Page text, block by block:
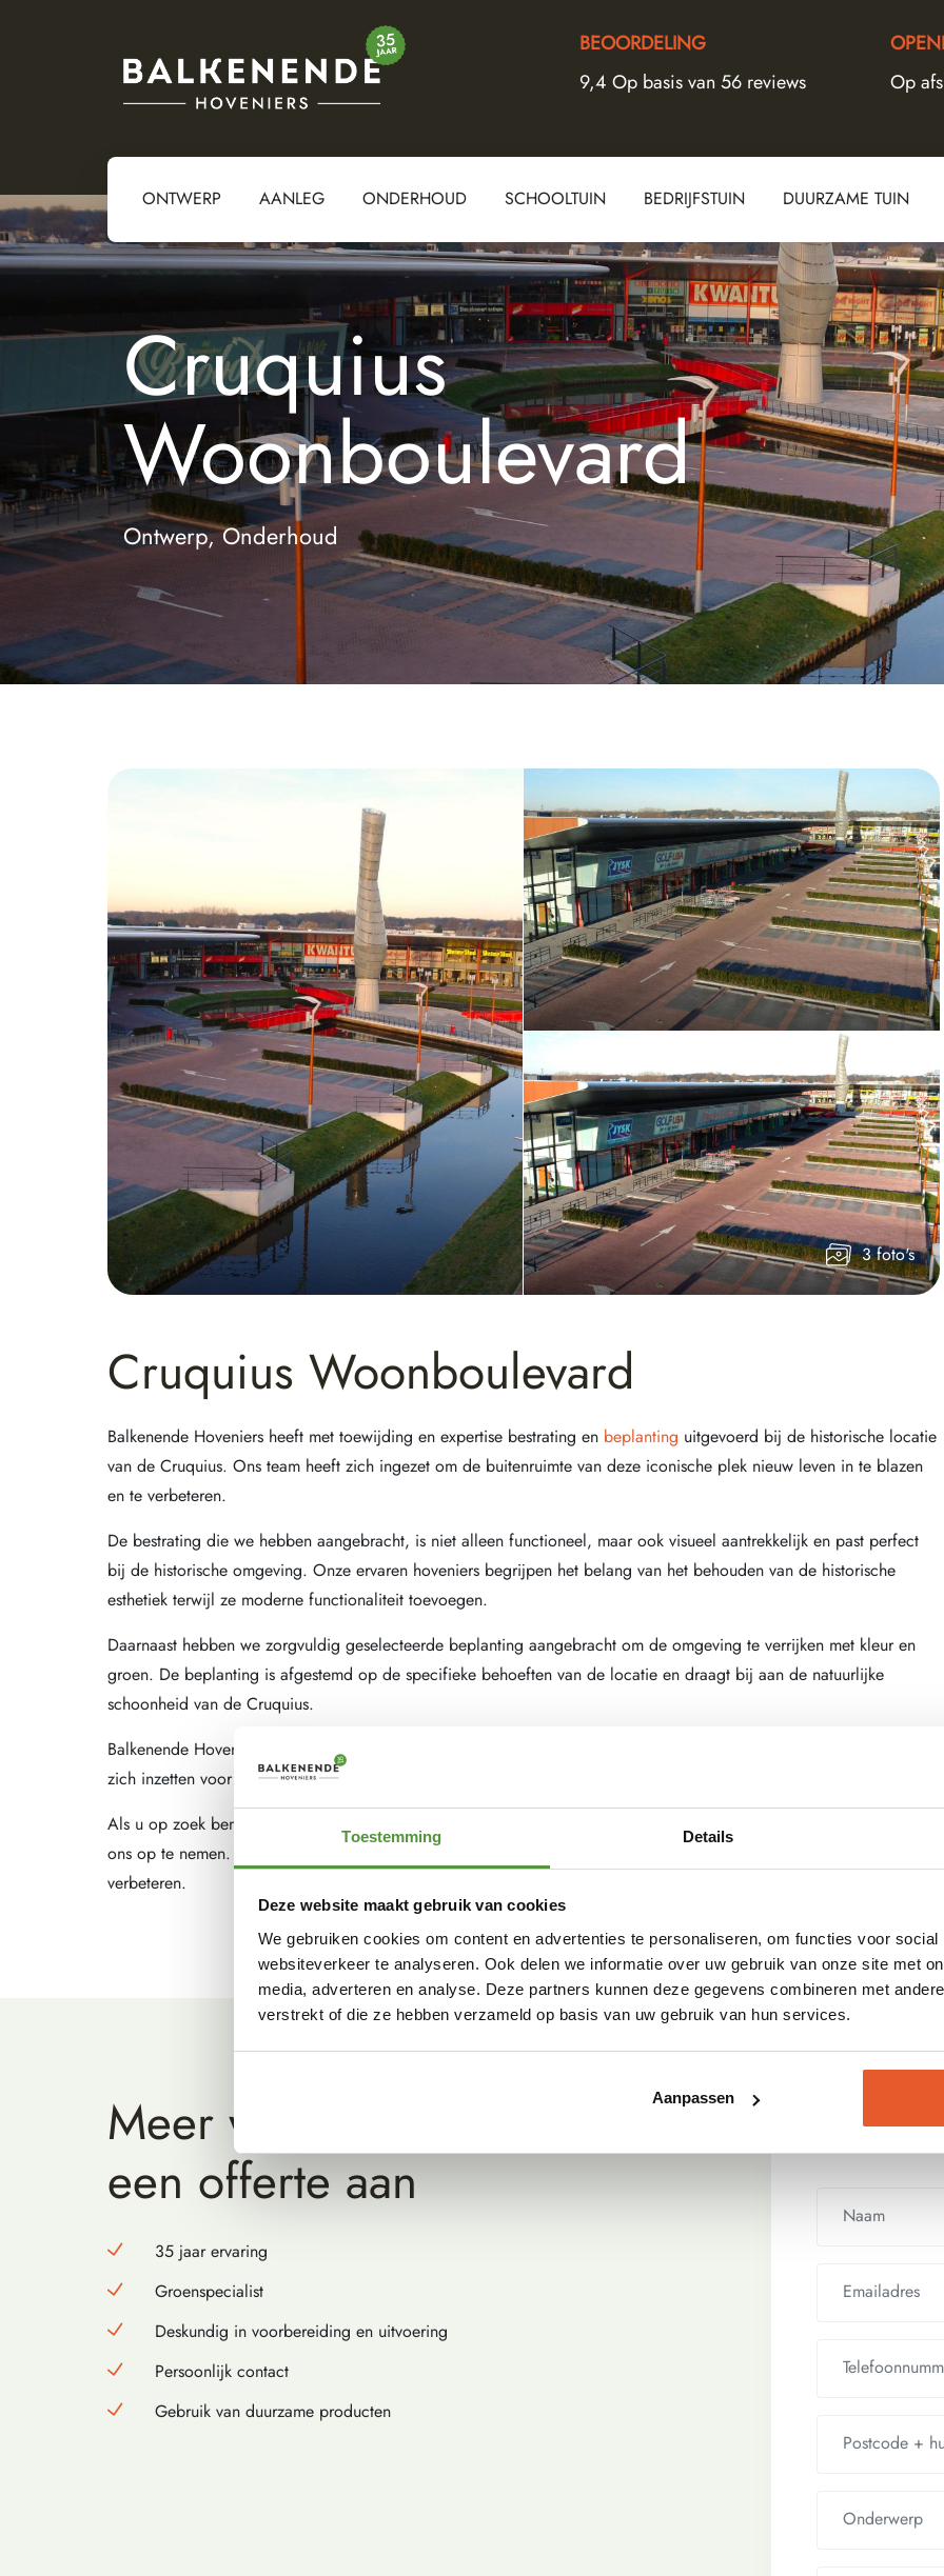
Toestemming Details
Deze website maakt gebruik van cookies
We gebruiken cookies om content en advertenties te personaliseren, om functies voor
websiteverkeer te analyseren. Ook delen we informatie over uw gebruik van onze site met
media, adverteren en analyse. Deze partners kunnen deze gegevens combineren met
verstrekt of die ze hebben verzameld op basis van uw gebruik van hun services.
Aanpassen
BEOORDELING
9,4 Op basis van 56 reviews
Op
ONTWERP AANLEG ONDERHOUD SCHOOLTUIN BEDRIJFSTUIN DUURZAME TUIN
Cruquius
Woonboulevard
Ontwerp, Onderhoud
3 foto's
Cruquius Woonboulevard
Balkenende Hoveniers heeft met toewijding en expertise bestrating en beplanting uitgevoerd bij de historische locatie
van de Cruquius. Ons team heeft zich ingezet om de buitenruimte van deze iconische plek nieuw leven in te blazen
en te verbeteren.
De bestrating die we hebben aangebracht, is niet alleen functioneel, maar ook visueel aantrekkelijk en past perfect
bij de historische omgeving. Onze ervaren hoveniers begrijpen het belang van het behouden van de historische
esthetiek terwijl ze moderne functionaliteit toevoegen.
Daarnaast hebben we zorgvuldig geselecteerde beplanting aangebracht om de omgeving te verrijken met kleur en
groen. De beplanting is afgestemd op de specifieke behoeften van de locatie en draagt bij aan de natuurlijke
schoonheid van de Cruquius.
Balkenende Hoveniers is trots op zijn bijdrage aan het behoud en de verbetering van deze historische locatie en blijft
zich inzetten voor het bieden van hoogwaardige diensten in tuin- en landschapsarchitectuur.
Als u op zoek bent naar bestratings- en beplantingsdiensten voor uw eigen project, aarzel dan niet om
ons op te nemen. Bij Balkenende Hoveniers zijn we klaar om de schoonheid en functionaliteit van uw buitenruimte te
verbeteren.
Meer weten? Vraag
een offerte aan
35 jaar ervaring
Groenspecialist
Deskundig in voorbereiding en uitvoering
Persoonlijk contact
Gebruik van duurzame producten